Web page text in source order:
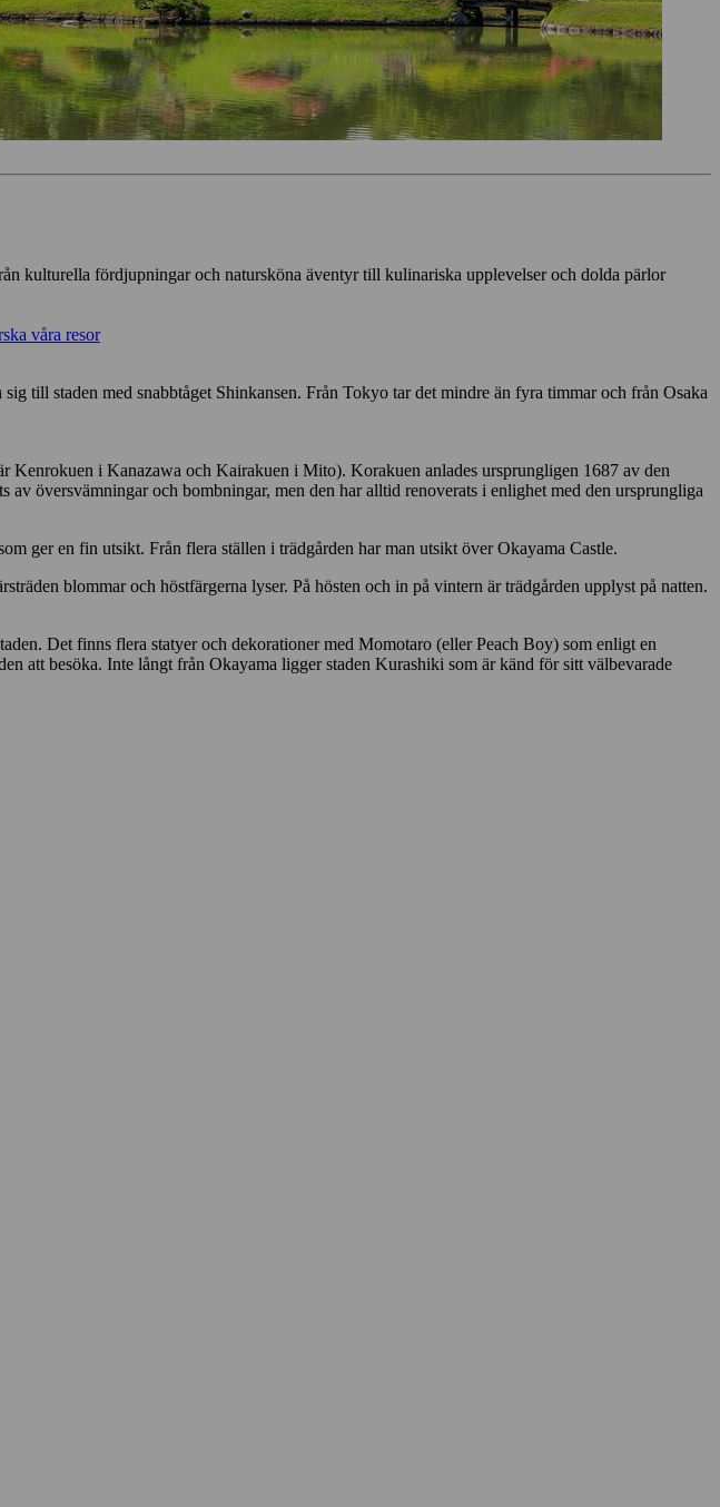
kulturella fördjupningar och natursköna äventyr till kulinariska upplevelser och dolda pärlor
våra resor
till staden med snabbtåget Shinkansen. Från Tokyo tar det mindre än fyra timmar och från Osaka
Kenrokuen i Kanazawa och Kairakuen i Mito). Korakuen anlades ursprungligen 1687 av den
översvämningar och bombningar, men den har alltid renoverats i enlighet med den ursprungliga
ger en fin utsikt. Från flera ställen i trädgården har man utsikt över Okayama Castle.
blommar och höstfärgerna lyser. På hösten och in på vintern är trädgården upplyst på natten.
Det finns flera statyer och dekorationer med Momotaro (eller Peach Boy) som enligt en
att besöka. Inte långt från Okayama ligger staden Kurashiki som är känd för sitt välbevarade